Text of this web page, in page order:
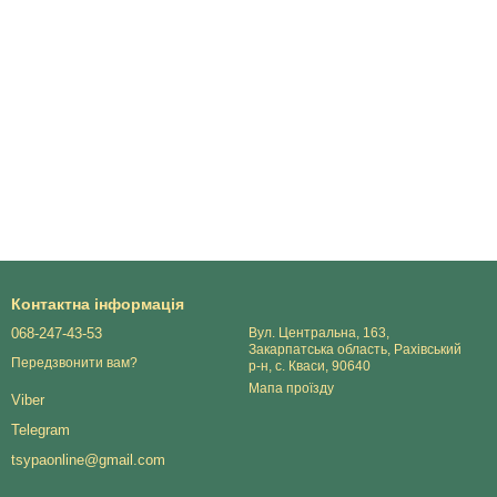
Контактна інформація
068-247-43-53
Передзвонити вам?
Viber
Telegram
tsypaonline@gmail.com
Вул. Центральна, 163,
Закарпатська область, Рахівський
р-н, с. Кваси, 90640
Мапа проїзду